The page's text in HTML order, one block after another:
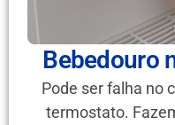
Bebedouro
Pode ser falha no
termostato.